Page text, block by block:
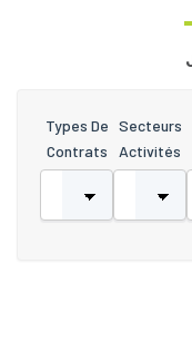
Types De
Contrats
Secteurs
Activités